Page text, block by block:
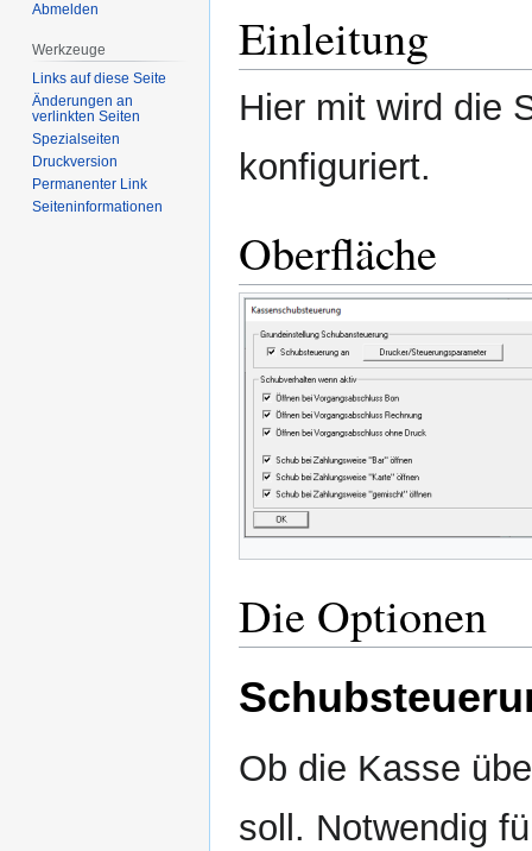
Einleitung
Hier mit wird die
konfiguriert.
Oberfläche
Die Optionen
Ob die Kasse
soll. Notwendig
Abmelden
Werkzeuge
Links auf diese Seite
Änderungen an
verlinkten Seiten
Spezialseiten
Druckversion
Permanenter Link
Seiten­­informationen